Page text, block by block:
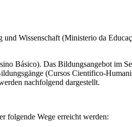
Wissenschaft (Ministerio da
Básico). Das Bildungsangebot im
(Cursos Cientifico-
nachfolgend dargestellt.
folgende Wege erreicht werden: